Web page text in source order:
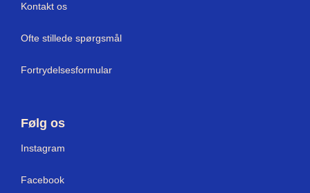
Kontakt os
Ofte stillede spørgsmål
Fortrydelsesformular
Følg os
Instagram
Facebook